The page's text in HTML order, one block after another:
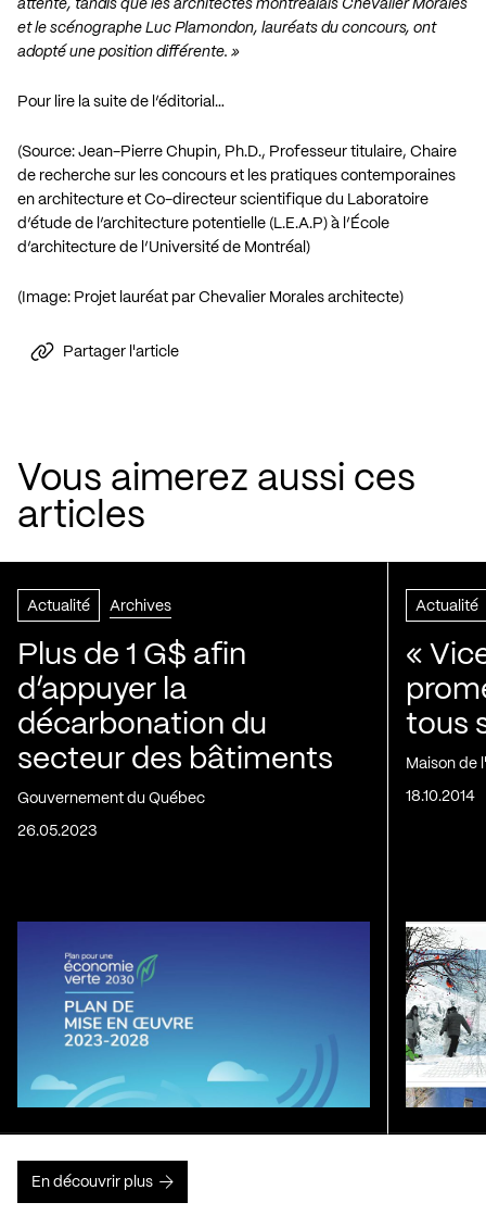
attente, tandis que les architectes montréalais Chevalier Morales
et le scénographe Luc Plamondon, lauréats du concours, ont
adopté une position différente. »
Pour lire la suite de l’éditorial…
(Source: Jean-Pierre Chupin, Ph.D., Professeur titulaire, Chaire
de recherche sur les concours et les pratiques contemporaines
en architecture et Co-directeur scientifique du Laboratoire
d’étude de l’architecture potentielle (L.E.A.P) à l’École
d’architecture de l’Université de Montréal)
(Image: Projet lauréat par Chevalier Morales architecte)
Partager l'article
Vous aimerez aussi ces
articles
Actualité Archives
Plus de 1 G$ afin
d’appuyer la
décarbonation du
secteur des bâtiments
Gouvernement du Québec
26.05.2023
Actualité
«
tous
Maison de
18.10.2014
En découvrir plus